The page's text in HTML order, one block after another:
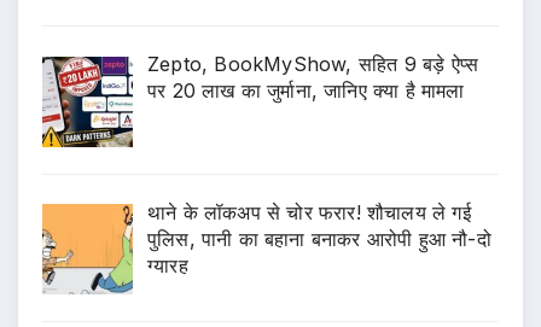
Zepto, BookMyShow, सहित 9 बड़े ऐप्स
पर 20 लाख का जुर्माना, जानिए क्या है मामला
थाने के लॉकअप से चोर फरार! शौचालय ले गई
पुलिस, पानी का बहाना बनाकर आरोपी हुआ नौ-दो
ग्यारह